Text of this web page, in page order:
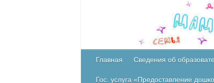
Главная Сведения об
Гос. услуга «Предоставление